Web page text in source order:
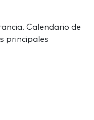
Calendario de
principales